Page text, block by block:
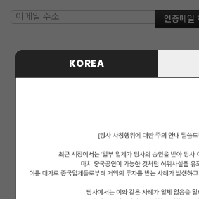
KOREA
MUSICIANS